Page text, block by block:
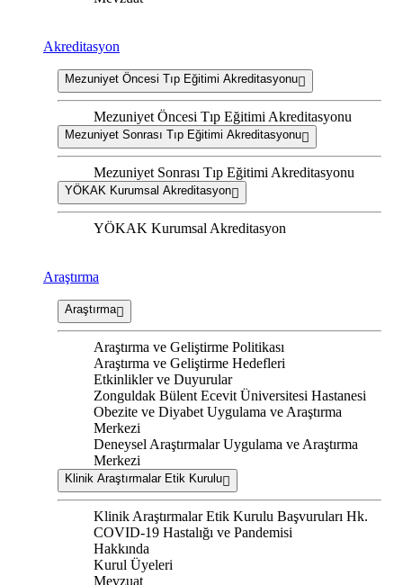
Akreditasyon
Mezuniyet Öncesi Tıp Eğitimi Akreditasyonu
Mezuniyet Öncesi Tıp Eğitimi Akreditasyonu
Mezuniyet Sonrası Tıp Eğitimi Akreditasyonu
Mezuniyet Sonrası Tıp Eğitimi Akreditasyonu
YÖKAK Kurumsal Akreditasyon
YÖKAK Kurumsal Akreditasyon
Araştırma
Araştırma
Araştırma ve Geliştirme Politikası
Araştırma ve Geliştirme Hedefleri
Etkinlikler ve Duyurular
Zonguldak Bülent Ecevit Üniversitesi Hastanesi
Obezite ve Diyabet Uygulama ve Araştırma
Merkezi
Deneysel Araştırmalar Uygulama ve Araştırma
Merkezi
Klinik Araştırmalar Etik Kurulu
Klinik Araştırmalar Etik Kurulu Başvuruları Hk.
COVID-19 Hastalığı ve Pandemisi
Hakkında
Kurul Üyeleri
Mevzuat